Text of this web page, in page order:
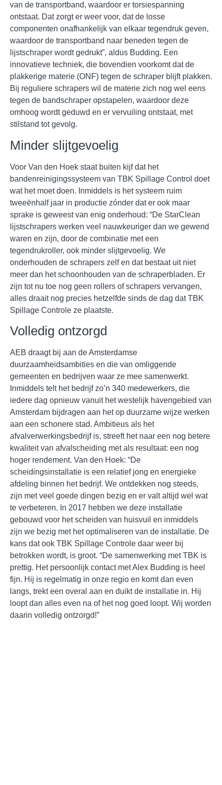
van de transportband, waardoor er torsiespanning
ontstaat. Dat zorgt er weer voor, dat de losse
componenten onafhankelijk van elkaar tegendruk geven,
waardoor de transportband naar beneden tegen de
lijstschraper wordt gedrukt”, aldus Budding. Een
innovatieve techniek, die bovendien voorkomt dat de
plakkerige materie (ONF) tegen de schraper blijft plakken.
Bij reguliere schrapers wil de materie zich nog wel eens
tegen de bandschraper opstapelen, waardoor deze
omhoog wordt geduwd en er vervuiling ontstaat, met
stilstand tot gevolg.
Minder slijtgevoelig
Voor Van den Hoek staat buiten kijf dat het
bandenreinigingssysteem van TBK Spillage Control doet
wat het moet doen. Inmiddels is het systeem ruim
tweeënhalf jaar in productie zónder dat er ook maar
sprake is geweest van enig onderhoud: “De StarClean
lijstschrapers werken veel nauwkeuriger dan we gewend
waren en zijn, door de combinatie met een
tegendrukroller, ook minder slijtgevoelig. We
onderhouden de schrapers zelf en dat bestaat uit niet
meer dan het schoonhouden van de schraperbladen. Er
zijn tot nu toe nog geen rollers of schrapers vervangen,
alles draait nog precies hetzelfde sinds de dag dat TBK
Spillage Controle ze plaatste.
Volledig ontzorgd
AEB draagt bij aan de Amsterdamse
duurzaamheidsambities en die van omliggende
gemeenten en bedrijven waar ze mee samenwerkt.
Inmiddels telt het bedrijf zo’n 340 medewerkers, die
iedere dag opnieuw vanuit het westelijk havengebied van
Amsterdam bijdragen aan het op duurzame wijze werken
aan een schonere stad. Ambitieus als het
afvalverwerkingsbedrijf is, streeft het naar een nog betere
kwaliteit van afvalscheiding met als resultaat: een nog
hoger rendement. Van den Hoek: “De
scheidingsinstallatie is een relatief jong en energieke
afdeling binnen het bedrijf. We ontdekken nog steeds,
zijn met veel goede dingen bezig en er valt altijd wel wat
te verbeteren. In 2017 hebben we deze installatie
gebouwd voor het scheiden van huisvuil en inmiddels
zijn we bezig met het optimaliseren van de installatie. De
kans dat ook TBK Spillage Controle daar weer bij
betrokken wordt, is groot. “De samenwerking met TBK is
prettig. Het persoonlijk contact met Alex Budding is heel
fijn. Hij is regelmatig in onze regio en komt dan even
langs, trekt een overal aan en duikt de installatie in. Hij
loopt dan alles even na of het nog goed loopt. Wij worden
daarin volledig ontzorgd!”